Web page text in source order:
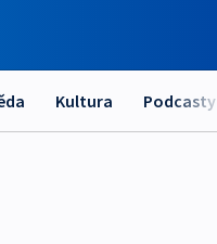
Kultura Podcasty